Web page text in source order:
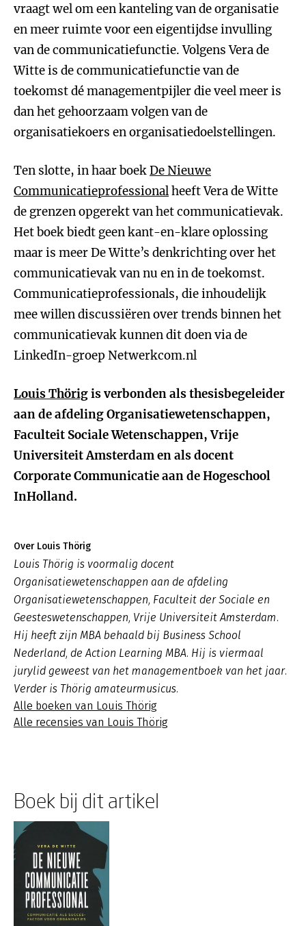
vraagt wel om een kanteling van de organisatie
en meer ruimte voor een eigentijdse invulling
van de communicatiefunctie. Volgens Vera de
Witte is de communicatiefunctie van de
toekomst dé managementpijler die veel meer is
dan het gehoorzaam volgen van de
organisatiekoers en organisatiedoelstellingen.
Ten slotte, in haar boekDe Nieuwe
Communicatieprofessionalheeft Vera de Witte
de grenzen opgerekt van het communicatievak.
Het boek biedt geen kant-en-klare oplossing
maar is meer De Witte’s denkrichting over het
communicatievak van nu en in de toekomst.
Communicatieprofessionals, die inhoudelijk
mee willen discussiëren over trends binnen het
communicatievak kunnen dit doen via de
LinkedIn-groep Netwerkcom.nl
Louis Thörigis verbonden als thesisbegeleider
aan de afdeling Organisatiewetenschappen,
Faculteit Sociale Wetenschappen, Vrije
Universiteit Amsterdam en als docent
Corporate Communicatie aan de Hogeschool
InHolland.
Over Louis Thörig
Louis Thörig is voormalig docent
Organisatiewetenschappen aan de afdeling
Organisatiewetenschappen, Faculteit der Sociale en
Geesteswetenschappen, Vrije Universiteit Amsterdam.
Hij heeft zijn MBA behaald bij Business School
Nederland, de Action Learning MBA. Hij is viermaal
jurylid geweest van het managementboek van het jaar.
Verder is Thörig amateurmusicus.
Alle boeken van Louis Thörig
Alle recensies van Louis Thörig
Boek bij dit artikel